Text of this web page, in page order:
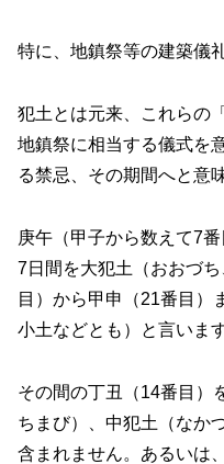
特に、地鎮祭等の建築儀
犯土とは元来、これらの
地鎮祭に相当する儀式を
る禁忌、その期間へと意
庚午（甲子から数えて7
7日間を大犯土（おおづ
目）から甲申（21番目）
小土などとも）と言います
その間の丁丑（14番目）
ちまび）、中犯土（なか
含まれません。あるいは